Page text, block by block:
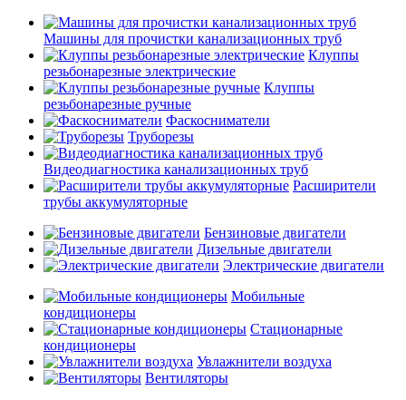
Машины для прочистки канализационных труб
Клуппы
резьбонарезные электрические
Клуппы
резьбонарезные ручные
Фаскосниматели
Труборезы
Видеодиагностика канализационных труб
Расширители
трубы аккумуляторные
Бензиновые двигатели
Дизельные двигатели
Электрические двигатели
Мобильные
кондиционеры
Стационарные
кондиционеры
Увлажнители воздуха
Вентиляторы